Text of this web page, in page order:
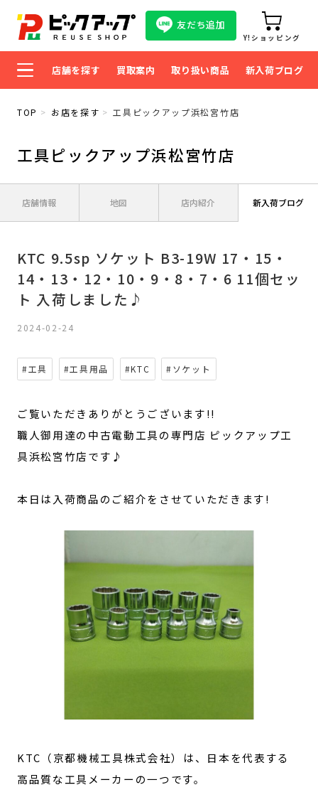
友だち追加
Y!ショッピング
店舗を探す 買取案内 取り扱い商品 新入荷ブログ
TOP お店を探す 工具ピックアップ浜松宮竹店
工具ピックアップ浜松宮竹店
店舗情報 地図 店内紹介 新入荷ブログ
KTC 9.5sp ソケット B3-19W 17・15・
14・13・12・10・9・8・7・6 11個セッ
ト 入荷しました♪
2024-02-24
#工具 #工具用品 #KTC #ソケット
ご覧いただきありがとうございます!!
職人御用達の中古電動工具の専門店 ピックアップ工
具浜松宮竹店です♪
本日は入荷商品のご紹介をさせていただきます!
KTC（京都機械工具株式会社）は、日本を代表する
高品質な工具メーカーの一つです。